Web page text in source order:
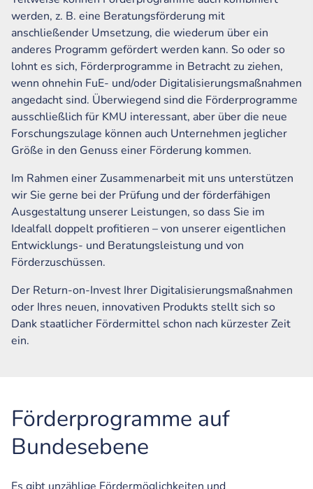
werden, z. B. eine Beratungsförderung mit
anschließender Umsetzung, die wiederum über ein
anderes Programm gefördert werden kann. So oder so
lohnt es sich, Förderprogramme in Betracht zu ziehen,
wenn ohnehin FuE- und/oder Digitalisierungsmaßnahmen
angedacht sind. Überwiegend sind die Förderprogramme
ausschließlich für KMU interessant, aber über die neue
Forschungszulage können auch Unternehmen jeglicher
Größe in den Genuss einer Förderung kommen.
Im Rahmen einer Zusammenarbeit mit uns unterstützen
wir Sie gerne bei der Prüfung und der förderfähigen
Ausgestaltung unserer Leistungen, so dass Sie im
Idealfall doppelt profitieren – von unserer eigentlichen
Entwicklungs- und Beratungsleistung und von
Förderzuschüssen.
Der Return-on-Invest Ihrer Digitalisierungsmaßnahmen
oder Ihres neuen, innovativen Produkts stellt sich so
Dank staatlicher Fördermittel schon nach kürzester Zeit
ein.
Förderprogramme auf
Bundesebene